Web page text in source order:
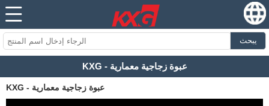
يبحث
KXG - عبوة زجاجية معمارية
KXG - عبوة زجاجية معمارية